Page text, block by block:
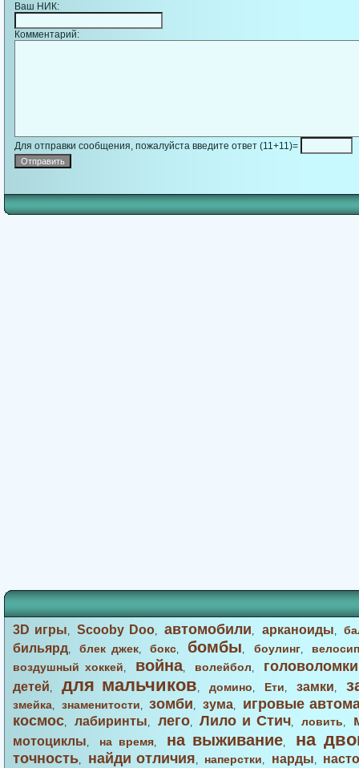
Ваш НИК:
Комментарий:
Для отправки сообщения, пожалуйста введите ответ (11+11)=
3D игры,Scooby Doo,автомобили, арканоиды,
бильярд,блек джек,бокс, бомбы, боулинг,
воздушный хоккей, война, волейбол, головоломки
детей, для мальчиков, домино, Ети, замки,
змейка, знаменитости,зомби, зума,
игровые
космос, лабиринты, лего,Лило и Стич,ловить,
мотоциклы, на время, на выживание, на
точность, найди отличия, наперстки, нарды,